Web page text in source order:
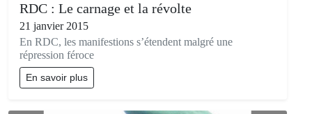
RDC : Le carnage et la révolte
21 janvier 2015
En RDC, les manifestions s’étendent malgré une
répression féroce
En savoir plus